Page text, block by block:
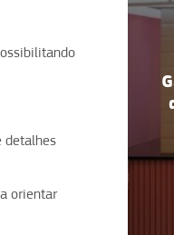
detalhes
orientar
Café: café
de margem e ticket